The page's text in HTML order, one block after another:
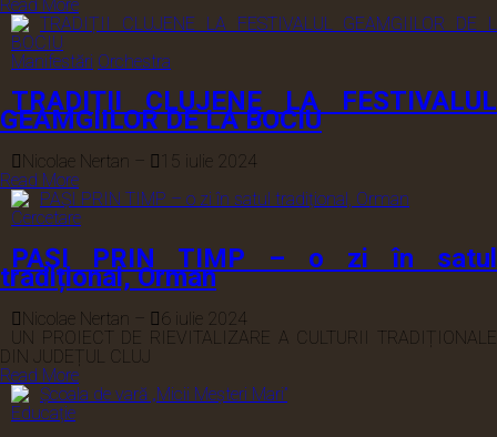
Read More
Manifestări Orchestra
TRADIȚII CLUJENE LA FESTIVALUL
GEAMGIILOR DE LA BOCIU
Nicolae Nertan
15 iulie 2024
Read More
Cercetare
PAȘI PRIN TIMP – o zi în satul
tradițional, Orman
Nicolae Nertan
6 iulie 2024
UN PROIECT DE RIEVITALIZARE A CULTURII TRADIȚIONALE
DIN JUDEȚUL CLUJ
Read More
Educație